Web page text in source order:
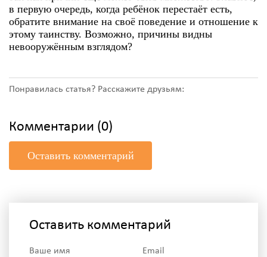
в первую очередь, когда ребёнок перестаёт есть,
обратите внимание на своё поведение и отношение к
этому таинству. Возможно, причины видны
невооружённым взглядом?
Понравилась статья? Расскажите друзьям:
Комментарии (0)
Оставить комментарий
Оставить комментарий
Ваше имя Email